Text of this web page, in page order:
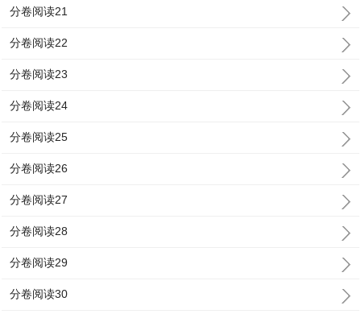
分卷阅读21
分卷阅读22
分卷阅读23
分卷阅读24
分卷阅读25
分卷阅读26
分卷阅读27
分卷阅读28
分卷阅读29
分卷阅读30